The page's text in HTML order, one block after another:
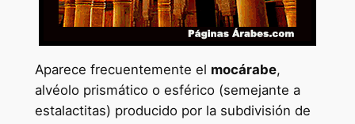
Aparece frecuentemente el mocárabe,
alvéolo prismático o esférico (semejante a
estalactitas) producido por la subdivisión de